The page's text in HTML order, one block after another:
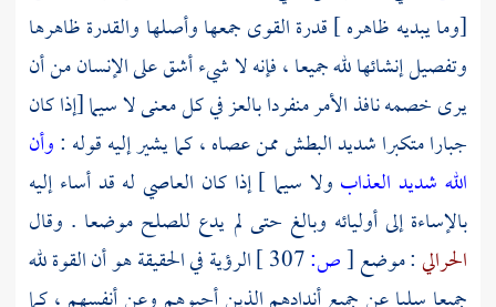
[وما يبديه ظاهره ] قدرة القوى جمعها وأصلها والقدرة ظاهرها
وتفصيل إنشائها لله جميعا ، فإنه لا شيء أشق على الإنسان من أن
يرى خصمه نافذ الأمر منفردا بالعز في كل معنى لا سيما [إذا كان
جبارا متكبرا شديد البطش ممن عصاه ، كما يشير إليه قوله :وأن
الله شديد العذاب ولا سيما ] إذا كان العاصي له قد أساء إليه
بالإساءة إلى أوليائه وبالغ حتى لم يدع للصلح موضعا . وقال
الحرالي: موضع[ص:
الرؤية في الحقيقة هو أن القوة لله